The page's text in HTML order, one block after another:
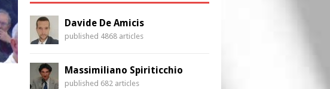
Davide De Amicis
published 4868 articles
Massimiliano Spiriticchio
published 682 articles